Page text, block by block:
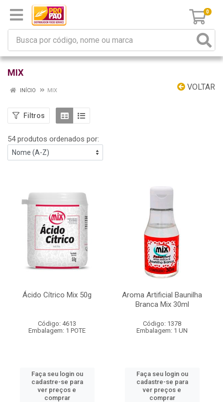
0
MIX
VOLTAR
INÍCIO MIX
Filtros
54 produtos ordenados por:
Ácido Cítrico Mix 50g
Código: 4613
Embalagem: 1 POTE
Faça seu login ou
cadastre-se para
ver preços e
comprar
Aroma Artificial Baunilha
Branca Mix 30ml
Código: 1378
Embalagem: 1 UN
Faça seu login ou
cadastre-se para
ver preços e
comprar